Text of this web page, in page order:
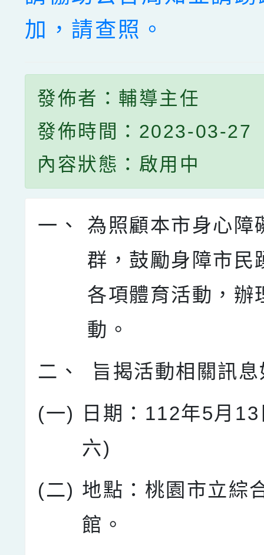
加，請查照。
發佈者：輔導主任
發佈時間：2023-03-27
內容狀態：啟用中
一、
為照顧本市身心障
群，鼓勵身障市民
各項體育活動，辦
動。
二、
旨揭活動相關訊
(一)
日期：112年5月
六)
(二) 地點：桃園市立綜
館。